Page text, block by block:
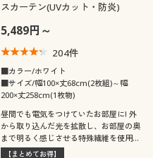
スカーテン(UVカット・防炎)
5,489円～
204件
■カラー/ホワイト
■サイズ/幅100×丈68cm(2枚組)～幅
200×丈258cm(1枚物)
昼間でも電気をつけていたお部屋に! 外
から取り込んだ光を拡散し、お部屋の奥
まで明るく感じさせる特殊繊維を使用し
たレースカーテンです。UVカット・ミ
【まとめてお得】